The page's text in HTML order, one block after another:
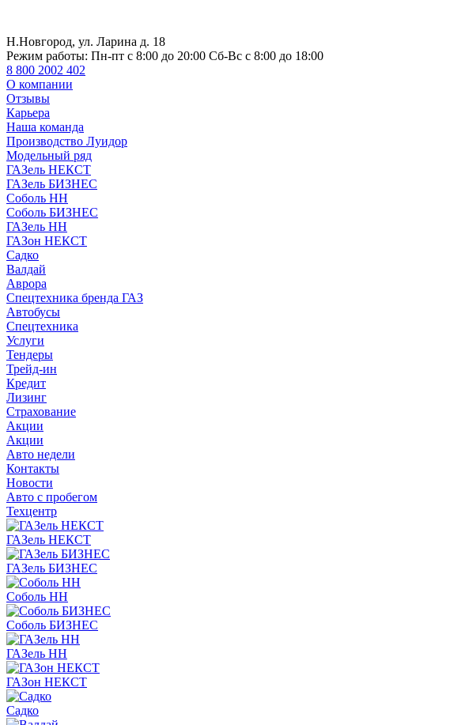
Н.Новгород, ул. Ларина д. 18
Режим работы: Пн-пт с 8:00 до 20:00 Сб-Вс с 8:00 до 18:00
8 800 2002 402
О компании
Отзывы
Карьера
Наша команда
Производство Луидор
Модельный ряд
ГАЗель НЕКСТ
ГАЗель БИЗНЕС
Соболь НН
Соболь БИЗНЕС
ГАЗель НН
ГАЗон НЕКСТ
Садко
Валдай
Аврора
Спецтехника бренда ГАЗ
Автобусы
Спецтехника
Услуги
Тендеры
Трейд-ин
Кредит
Лизинг
Страхование
Акции
Акции
Авто недели
Контакты
Новости
Авто с пробегом
Техцентр
ГАЗель НЕКСТ
ГАЗель БИЗНЕС
Соболь НН
Соболь БИЗНЕС
ГАЗель НН
ГАЗон НЕКСТ
Садко